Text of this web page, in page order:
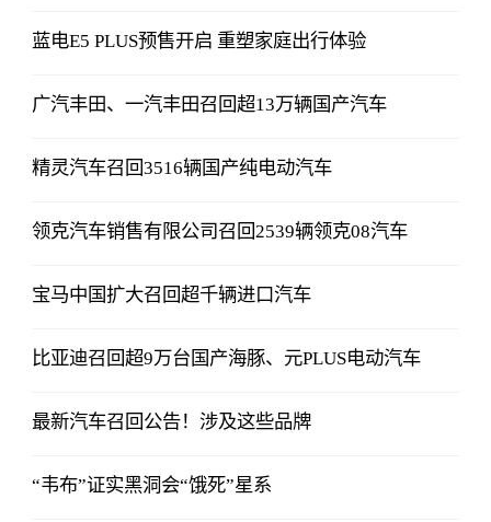
蓝电E5 PLUS预售开启 重塑家庭出行体验
广汽丰田、一汽丰田召回超13万辆国产汽车
精灵汽车召回3516辆国产纯电动汽车
领克汽车销售有限公司召回2539辆领克08汽车
宝马中国扩大召回超千辆进口汽车
比亚迪召回超9万台国产海豚、元PLUS电动汽车
最新汽车召回公告！涉及这些品牌
“韦布”证实黑洞会“饿死”星系